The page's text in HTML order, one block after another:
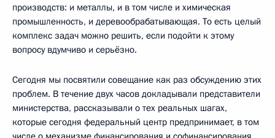
производств: и металлы, и в том числе и химическая
промышленность, и деревообрабатывающая. То есть целый
комплекс задач можно решить, если подойти к этому
вопросу вдумчиво и серьёзно.
Сегодня мы посвятили совещание как раз обсуждению этих
проблем. В течение двух часов докладывали представители
министерства, рассказывали о тех реальных шагах,
которые сегодня федеральный центр предпринимает, в том